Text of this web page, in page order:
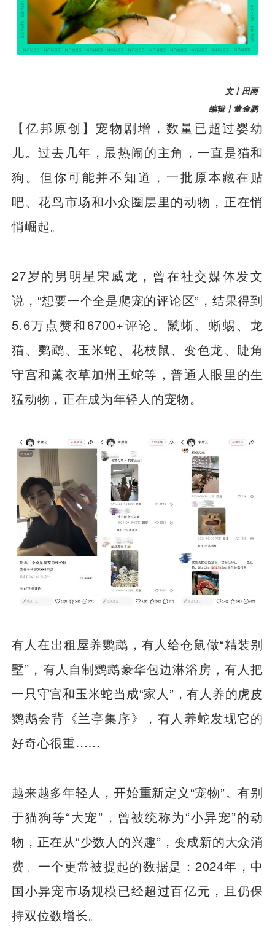
文丨田雨
编辑丨董金鹏
【亿邦原创】 宠物剧增，数量已超过婴幼
儿。过去几年，最热闹的主角，一直是猫和
狗。但你可能并不知道，一批原本藏在贴
吧、花鸟市场和小众圈层里的动物，正在悄
悄崛起。
27岁的男明星宋威龙，曾在社交媒体发文
说，“想要一个全是爬宠的评论区”，结果得到
5.6万点赞和6700+评论。鬣蜥、蜥蜴、龙
猫、鹦鹉、玉米蛇、花枝鼠、变色龙、睫角
守宫和薰衣草加州王蛇等，普通人眼里的生
猛动物，正在成为年轻人的宠物。
有人在出租屋养鹦鹉，有人给仓鼠做“精装别
墅”，有人自制鹦鹉豪华包边淋浴房，有人把
一只守宫和玉米蛇当成“家人”，有人养的虎皮
鹦鹉会背《兰亭集序》，有人养蛇发现它的
好奇心很重……
越来越多年轻人，开始重新定义“宠物”。有别
于猫狗等“大宠”，曾被统称为“小异宠”的动
物，正在从“少数人的兴趣”，变成新的大众消
费。一个更常被提起的数据是：2024年，中
国小异宠市场规模已经超过百亿元，且仍保
持双位数增长。